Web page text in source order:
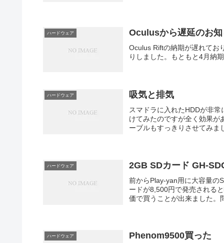
ハードウェア Oculusから遅延のお
Oculus Riftの納期が遅れてお
りしました。もともと4月納
ハードウェア 吸気と排気
スマドラに入れたHDDが非
けてみたのですが全く効果が
ーブルもすっきりさせてみ
ハードウェア 2GB SDカード GH-
前からPlay-yan用に大容量の
ードが8,500円で発売される
価で買うことが出来ました。
ハードウェア Phenom9500買った